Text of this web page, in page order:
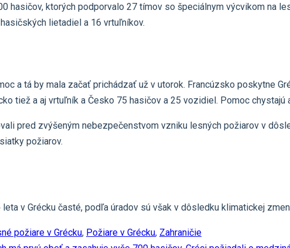
hasičov, ktorých podporvalo 27 tímov so špeciálnym výcvikom na
lietadiel a 16 vrtuľníkov.
a tá by mala začať prichádzať už v utorok. Francúzsko poskytne
tiež a aj vrtuľník a Česko 75 hasičov a 25 vozidiel. Pomoc chystajú
pred zvýšeným nebezpečenstvom vzniku lesných požiarov v
požiarov.
v Grécku časté, podľa úradov sú však v dôsledku klimatickej
požiare v Grécku, Požiare v Grécku, Zahraničie